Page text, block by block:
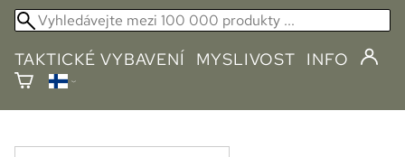
TAKTICKÉ VYBAVENÍ MYSLIVOST INFO